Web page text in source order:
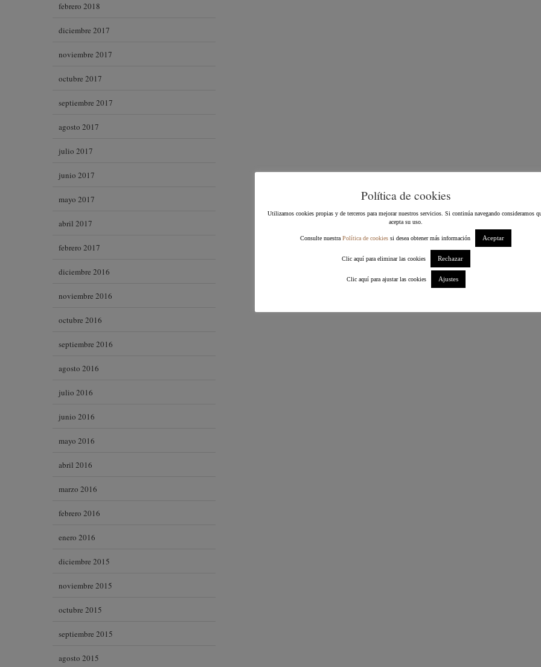
febrero 2018
diciembre 2017
noviembre 2017
octubre 2017
septiembre 2017
agosto 2017
julio 2017
junio 2017
mayo 2017
abril 2017
febrero 2017
diciembre 2016
noviembre 2016
octubre 2016
septiembre 2016
agosto 2016
julio 2016
junio 2016
mayo 2016
abril 2016
marzo 2016
febrero 2016
enero 2016
diciembre 2015
noviembre 2015
octubre 2015
septiembre 2015
agosto 2015
Política de cookies
Utilizamos cookies propias y de terceros para mejorar nuestros servicios. Si continúa navegando consideramos
acepta su uso.
Consulte nuestra Política de cookies si desea obtener más información Aceptar
Clic aquí para eliminar las cookies Rechazar
Clic aquí para ajustar las cookies Ajustes